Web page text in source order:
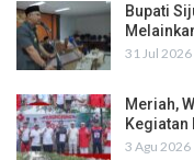
Bupati
31 Jul 2026
Meriah,
Kegiatan
3 Agu 2026